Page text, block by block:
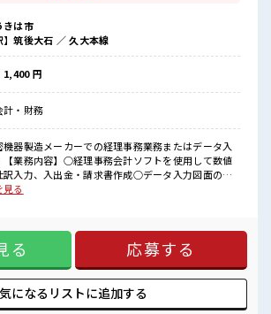
一緒にプライベート満喫！
≫
消♪
ど自分にもできそう≫
ンジするのは不安だけど、
整っています！
ステップUP目指していきましょう！
仕事が探せる≫
ば、
ートします！
♪
ので友人や家族との予定も合わせやすい♪
きは市
】筑後大石 ／ 久大本線
1,400 円
計・財務
機器製造メーカーでの経理事務業務またはデータ入
【業務内容】○経理事務会計ソフトを使用して数値
訳入力、入出金・請求書作成○データ入力図面の数
タ修正(CADを使用します) ■お仕事PR ≪無理な
ート満喫！ ≪機能的な制服アリ≫ 制服があるので、
装の悩み解消♪ ≪初めての仕事だけど自分にもでき
いことにチャレンジするのは不安だけど、 しっか
境が整っています！ イチからスキルUP・ステップ
していきましょう！ ≪自分に向いている仕事が探せる
事などがあれば、 担当がしっかりサポートします！
る
る 応募する
気になるリストに追加する